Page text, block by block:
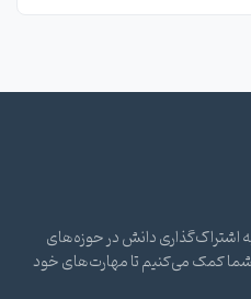
اشتراک‌گذاری دانش در حوزه‌های
کمک می‌کنیم تا مهارت‌های خود